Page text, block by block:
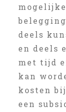
deels
en deels
met tijd
kan
kosten
een